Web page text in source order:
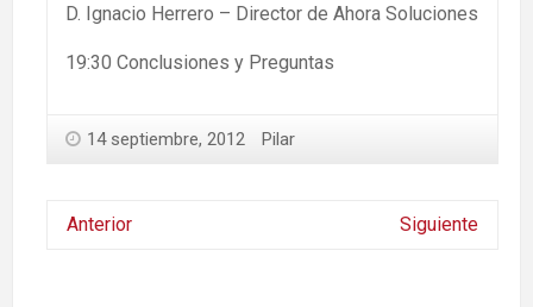
D. Ignacio Herrero – Director de Ahora Soluciones
19:30 Conclusiones y Preguntas
14 septiembre, 2012 Pilar
Anterior Siguiente